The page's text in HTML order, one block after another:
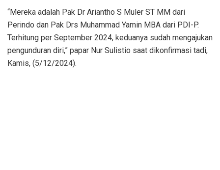
“Mereka adalah Pak Dr Ariantho S Muler ST MM dari
Perindo dan Pak Drs Muhammad Yamin MBA dari PDI-P.
Terhitung per September 2024, keduanya sudah mengajukan
pengunduran diri,” papar Nur Sulistio saat dikonfirmasi tadi,
Kamis, (5/12/2024).